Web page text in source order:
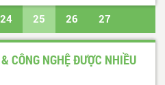
24 25 26 27
cuối
CÔNG NGHỆ ĐƯỢC NHIỀU